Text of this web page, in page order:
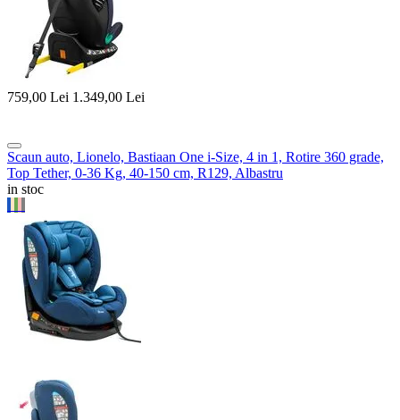
759,00 Lei 1.349,00 Lei
Scaun auto, Lionelo, Bastiaan One i-Size, 4 in 1, Rotire 360 grade,
Top Tether, 0-36 Kg, 40-150 cm, R129, Albastru
in stoc